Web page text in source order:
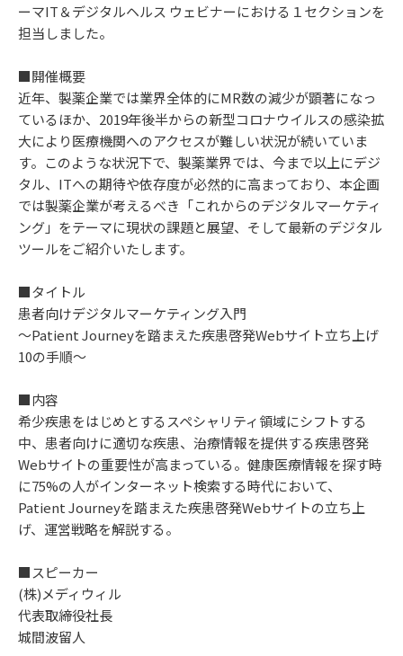
ーマIT＆デジタルヘルス ウェビナーにおける１セクションを
担当しました。
■開催概要
近年、製薬企業では業界全体的にMR数の減少が顕著になっ
ているほか、2019年後半からの新型コロナウイルスの感染拡
大により医療機関へのアクセスが難しい状況が続いていま
す。このような状況下で、製薬業界では、今まで以上にデジ
タル、ITへの期待や依存度が必然的に高まっており、本企画
では製薬企業が考えるべき「これからのデジタルマーケティ
ング」をテーマに現状の課題と展望、そして最新のデジタル
ツールをご紹介いたします。
■タイトル
患者向けデジタルマーケティング入門
～Patient Journeyを踏まえた疾患啓発Webサイト立ち上げ
10の手順～
■内容
希少疾患をはじめとするスペシャリティ領域にシフトする
中、患者向けに適切な疾患、治療情報を提供する疾患啓発
Webサイトの重要性が高まっている。健康医療情報を探す時
に75%の人がインターネット検索する時代において、
Patient Journeyを踏まえた疾患啓発Webサイトの立ち上
げ、運営戦略を解説する。
■スピーカー
(株)メディウィル
代表取締役社長
城間波留人